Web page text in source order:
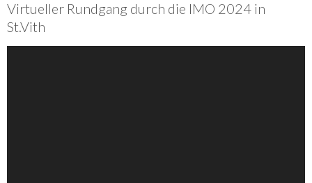
Virtueller Rundgang durch die IMO 2024 in
St.Vith